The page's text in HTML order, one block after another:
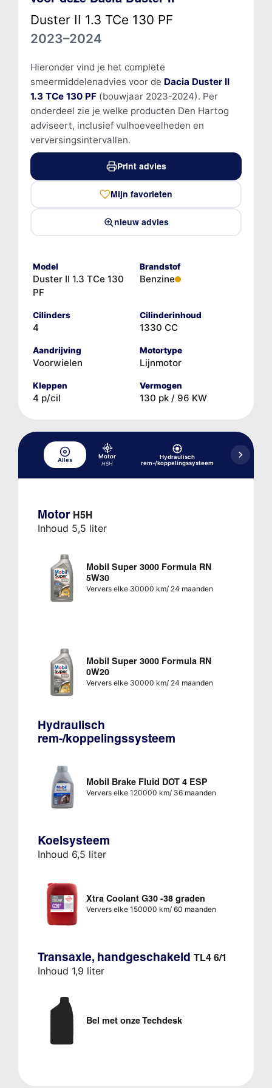
Duster II 1.3 TCe 130 PF
2023–2024
Hieronder vind je het complete
smeermiddelenadvies voor de Dacia Duster II
1.3 TCe 130 PF(bouwjaar 2023-2024). Per
onderdeel zie je welke producten Den Hartog
adviseert, inclusief vulhoeveelheden en
verversingsintervallen.
Print advies
Mijn favorieten
nieuw advies
Model
Duster II 1.3 TCe 130
PF
Brandstof
Benzine
Cilinders
4
Cilinderinhoud
1330 CC
Aandrijving
Voorwielen
Motortype
Lijnmotor
Kleppen
4 p/cil
Vermogen
130 pk / 96 KW
Alles
Motor
H5H
Hydraulisch
rem-/koppelingssysteem
Koelsysteem
Motor H5H
Inhoud 5,5 liter
Mobil Super 3000 Formula RN
5W30
Ververs elke 30000 km/ 24 maanden
Mobil Super 3000 Formula RN
0W20
Ververs elke 30000 km/ 24 maanden
Hydraulisch
rem-/koppelingssysteem
Mobil Brake Fluid DOT 4 ESP
Ververs elke 120000 km/ 36 maanden
Koelsysteem
Inhoud 6,5 liter
Xtra Coolant G30 -38 graden
Ververs elke 150000 km/ 60 maanden
Transaxle, handgeschakeld TL4 6/1
Inhoud 1,9 liter
Bel met onze Techdesk